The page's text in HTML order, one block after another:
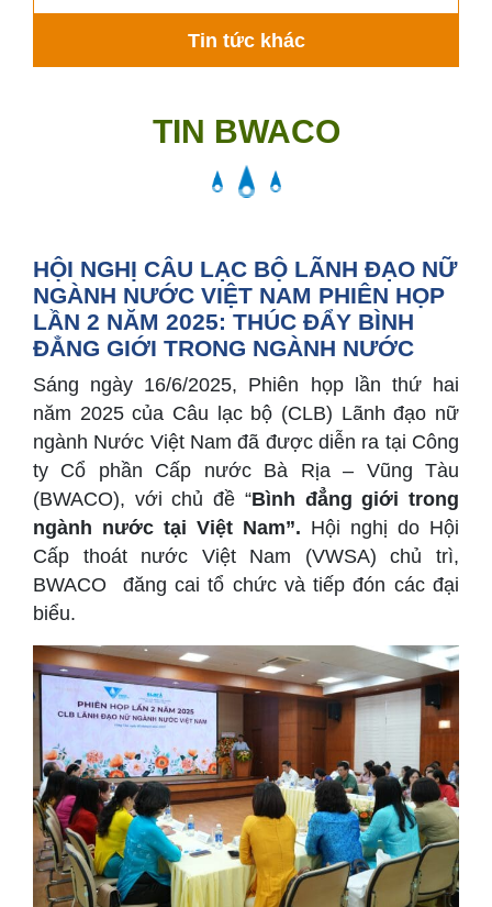
Tin tức khác
TIN BWACO
HỘI NGHỊ CÂU LẠC BỘ LÃNH ĐẠO NỮ
NGÀNH NƯỚC VIỆT NAM PHIÊN HỌP
LẦN 2 NĂM 2025: THÚC ĐẨY BÌNH
ĐẲNG GIỚI TRONG NGÀNH NƯỚC
Sáng ngày 16/6/2025, Phiên họp lần thứ hai
năm 2025 của Câu lạc bộ (CLB) Lãnh đạo nữ
ngành Nước Việt Nam đã được diễn ra tại Công
ty Cổ phần Cấp nước Bà Rịa – Vũng Tàu
(BWACO), với chủ đề “Bình đẳng giới trong
ngành nước tại Việt Nam”. Hội nghị do Hội
Cấp thoát nước Việt Nam (VWSA) chủ trì,
BWACO đăng cai tổ chức và tiếp đón các đại
biểu.